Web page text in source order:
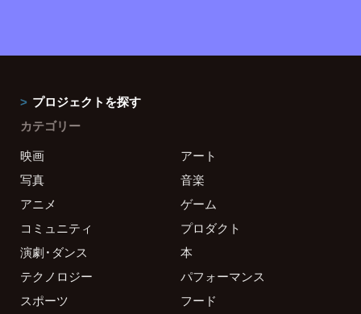
プロジェクトを探す
カテゴリー
映画
アート
写真
音楽
アニメ
ゲーム
コミュニティ
プロダクト
演劇・ダンス
本
テクノロジー
パフォーマンス
スポーツ
フード